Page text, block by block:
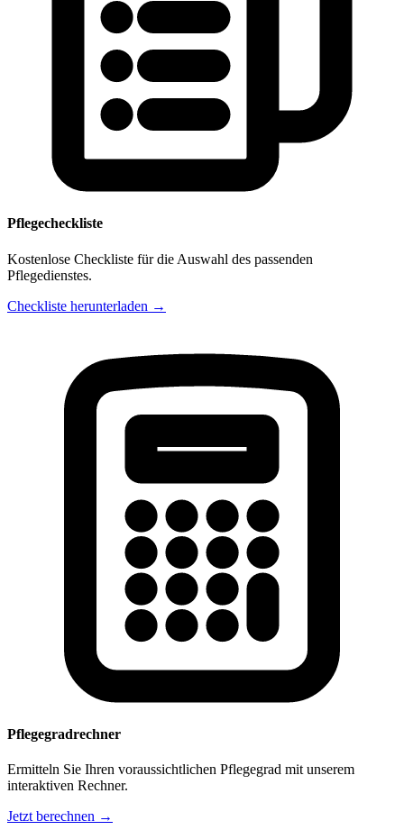
Pflegecheckliste
Kostenlose Checkliste für die Auswahl des passenden
Pflegedienstes.
Checkliste herunterladen →
Pflegegradrechner
Ermitteln Sie Ihren voraussichtlichen Pflegegrad mit unserem
interaktiven Rechner.
Jetzt berechnen →